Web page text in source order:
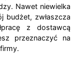
Nawet niewielka
budżet, zwłaszcza
z dostawcą
przeznaczyć na